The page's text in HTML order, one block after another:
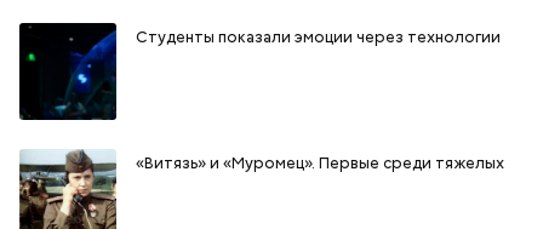
Студенты показали эмоции через технологии
«Витязь» и «Муромец». Первые среди тяжелых